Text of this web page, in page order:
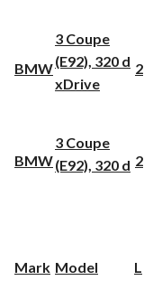
BMW
3 Coupe
(E92), 320 d
xDrive
2
BMW
3 Coupe
(E92), 320 d 2
Mark Model L